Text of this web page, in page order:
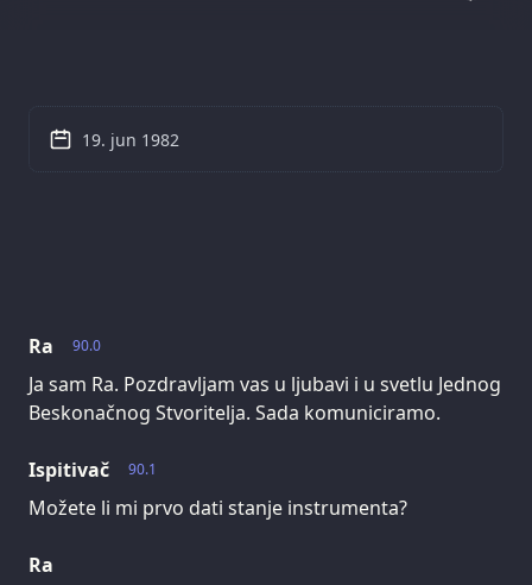
90.0
Ra
Ja sam Ra. Pozdravljam vas u ljubavi i u svetlu Jednog
Beskonačnog Stvoritelja. Sada komuniciramo.
90.1
Ispitivač
Možete li mi prvo dati stanje instrumenta?
Ra
19. jun 1982